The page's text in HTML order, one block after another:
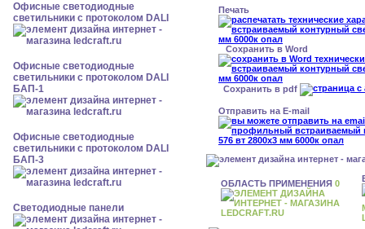
Офисные светодиодные
светильники с протоколом DALI
Офисные светодиодные
светильники с протоколом DALI
БАП-1
Офисные светодиодные
светильники с протоколом DALI
БАП-3
Cветодиодные панели
Печать
Сохранить в Word
Сохранить в pdf
Отправить на E-mail
ОБЛАСТЬ ПРИМЕНЕНИЯ 0